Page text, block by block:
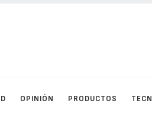
OPINIÓN PRODUCTOS